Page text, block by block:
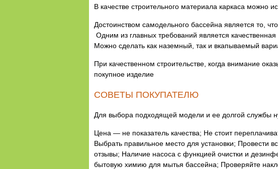
В качестве строительного материала каркаса можно
Достоинством самодельного бассейна является то,
Одним из главных требований является
Можно сделать как наземный, так и вкапываемый
При качественном строительстве, когда внимание
покупное изделие
СОВЕТЫ ПОКУПАТЕЛЮ
Для выбора подходящей модели и ее долгой службы
Цена — не показатель качества; Не стоит
Выбрать правильное место для установки; Провести
отзывы; Наличие насоса с функцией очистки и
бытовую химию для мытья бассейна; Проверяйте